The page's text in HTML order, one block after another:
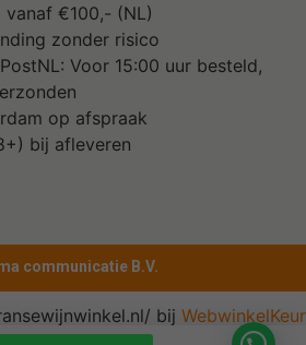
€100,- (NL)
zonder risico
Voor 15:00 uur besteld,
op afspraak
bij afleveren
communicatie B.V.
bij WebwinkelKeur